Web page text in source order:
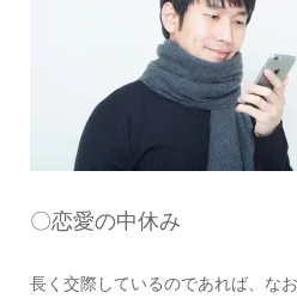
〇恋愛の中休み
長く交際しているのであれば、な